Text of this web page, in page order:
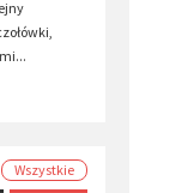
Wszystkie